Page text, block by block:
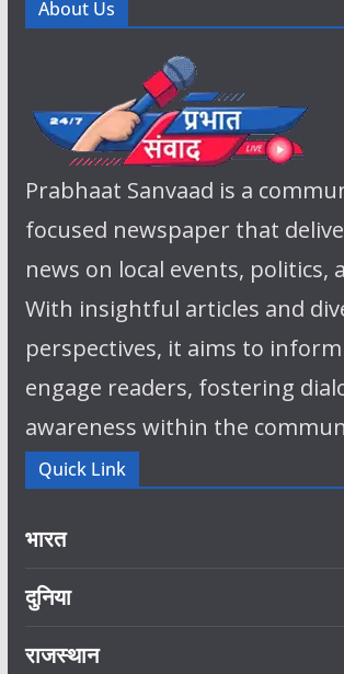
About Us
Prabhaat Sanvaad is a
focused newspaper that
news on local events, politics,
With insightful articles and
perspectives, it aims to
engage readers, fostering
awareness within the
Quick Link
भारत
दुनिया
राजस्थान